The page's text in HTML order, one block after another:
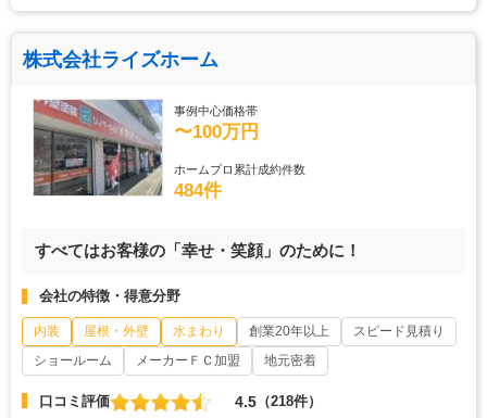
株式会社ライズホーム
事例中心価格帯
〜100万円
ホームプロ累計成約件数
484件
すべてはお客様の「幸せ・笑顔」のために！
会社の特徴・得意分野
内装 屋根・外壁 水まわり 創業20年以上
スピード見積り
ショールーム
メーカーＦＣ加盟 地元密着
口コミ評価 4.5 （218件）